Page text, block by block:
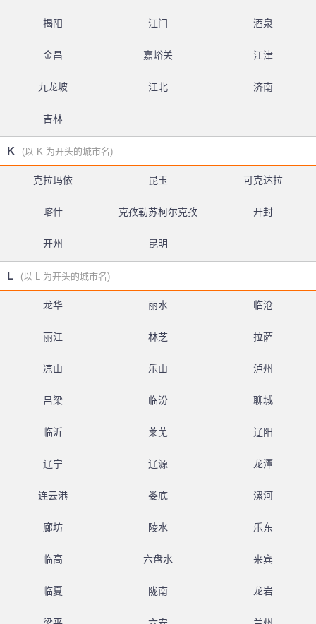
揭阳 江门 酒泉
金昌 嘉峪关 江津
九龙坡 江北 济南
吉林
K (以 K 为开头的城市名)
克拉玛依 昆玉 可克达拉
喀什 克孜勒苏柯尔克孜 开封
开州 昆明
L (以 L 为开头的城市名)
龙华 丽水 临沧
丽江 林芝 拉萨
凉山 乐山 泸州
吕梁 临汾 聊城
临沂 莱芜 辽阳
辽宁 辽源 龙潭
连云港 娄底 漯河
廊坊 陵水 乐东
临高 六盘水 来宾
临夏 陇南 龙岩